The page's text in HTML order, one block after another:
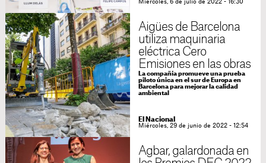
Miércoles, 6 de julio de 2022 - 16:30
Aigües de Barcelona
utiliza maquinaria
eléctrica Cero
Emisiones en las obras
La compañía promueve una prueba
piloto única en el sur de Europa en
Barcelona para mejorar la calidad
ambiental
El Nacional
Miércoles, 29 de junio de 2022 - 12:54
Agbar, galardonada en